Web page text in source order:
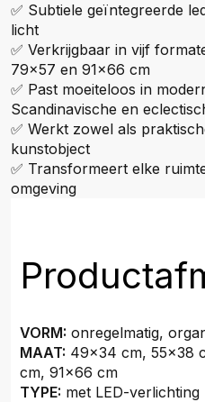
✅ Subtiele geïntegreerde
licht
✅ Verkrijgbaar in vijf
79x57 en 91x66 cm
✅ Past moeiteloos in
Scandinavische en
✅ Werkt zowel als
kunstobject
✅ Transformeert elke
omgeving
VORM: onregelmatig,
MAAT: 49x34 cm, 55x38
cm, 91x66 cm
TYPE: met LED-verlichting